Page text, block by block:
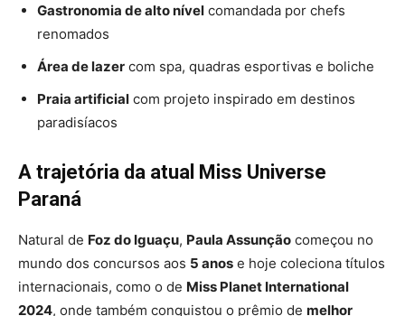
Gastronomia de alto nível comandada por chefs
renomados
Área de lazer com spa, quadras esportivas e boliche
Praia artificial com projeto inspirado em destinos
paradisíacos
A trajetória da atual Miss Universe
Paraná
Natural de Foz do Iguaçu, Paula Assunção começou no
mundo dos concursos aos 5 anos e hoje coleciona títulos
internacionais, como o de Miss Planet International
2024, onde também conquistou o prêmio de melhor